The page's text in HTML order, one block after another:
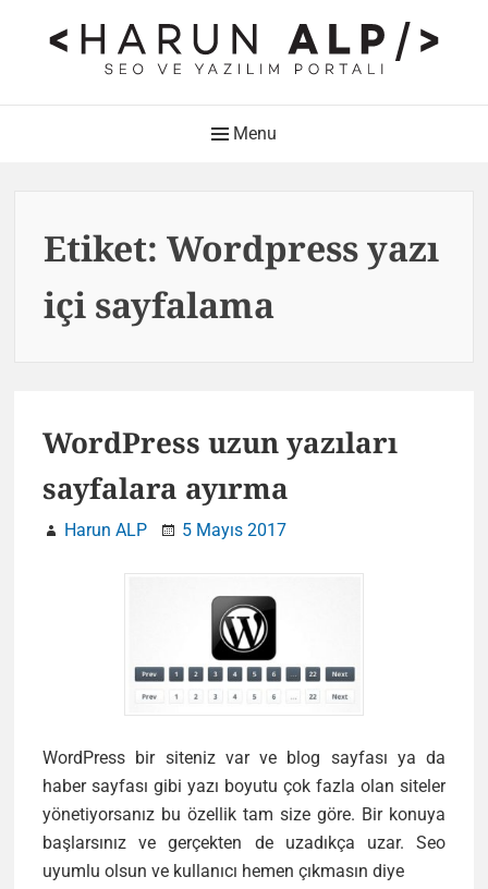
HARUN ALP Kişisel Blog –
SEO ve Yazılım Portalı
Menu
Etiket: Wordpress yazı
içi sayfalama
WordPress uzun yazıları
sayfalara ayırma
Harun ALP 5 Mayıs 2017
WordPress bir siteniz var ve blog sayfası ya da
haber sayfası gibi yazı boyutu çok fazla olan siteler
yönetiyorsanız bu özellik tam size göre. Bir konuya
başlarsınız ve gerçekten de uzadıkça uzar. Seo
uyumlu olsun ve kullanıcı hemen çıkmasın diye